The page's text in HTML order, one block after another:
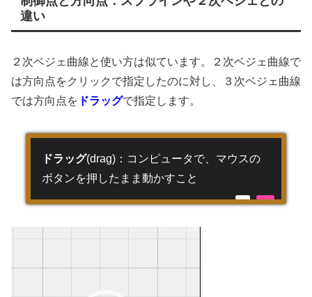
違い
２次ベジェ曲線と使い方は似ています。２次ベジェ曲線で
は方向点をクリックで指定したのに対し、３次ベジェ曲線
では方向点を ドラッグで指定します。
ドラッグ(drag)：コンピュータで、マウスの
ボタンを押したまま動かすこと